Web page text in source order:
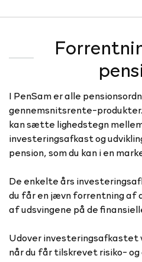
I PenSam er alle
gennemsnitsrente-
kan sætte lighedstegn
investeringsafkast og
pension, som du kan i en
De enkelte års
du får en jævn forrentning af
af udsvingene på de
Udover investeringsafkastet
når du får tilskrevet risiko- og